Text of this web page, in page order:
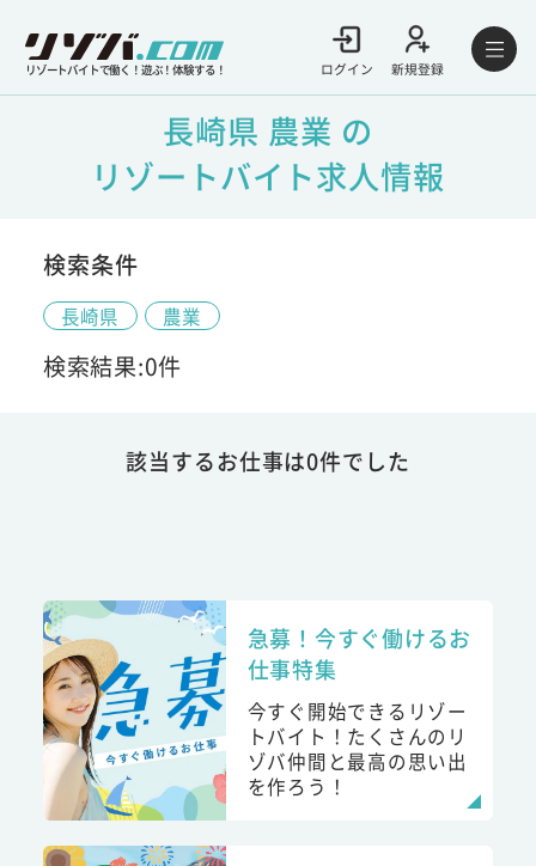
リゾートバイトで働く！遊ぶ！体験する！ ログイン 新規登録
長崎県 農業 の
リゾートバイト求人情報
検索条件
長崎県 農業
検索結果:0件
該当するお仕事は0件でした
急募！今すぐ働けるお
仕事特集
今すぐ開始できるリゾー
トバイト！たくさんのリ
ゾバ仲間と最高の思い出
を作ろう！